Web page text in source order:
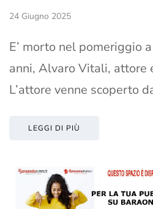
24 Giugno 2025
E’ morto nel pomeriggio
anni, Alvaro Vitali, attore
L’attore venne scoperto
LEGGI DI PIÙ